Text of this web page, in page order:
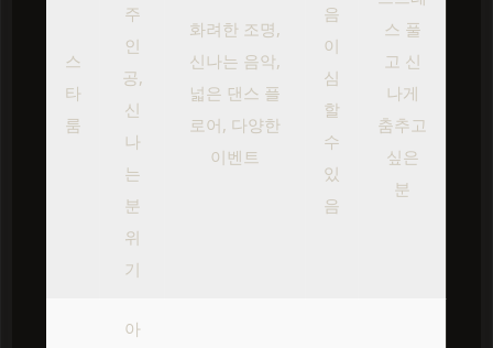
스
타
룸
주
인
공,
신
나
는
분
위
기
화려한 조명,
신나는 음악,
넓은 댄스 플
로어, 다양한
이벤트
음
이
심
할
수
있
음
스 풀
고 신
나게
춤추고
싶은
분
아